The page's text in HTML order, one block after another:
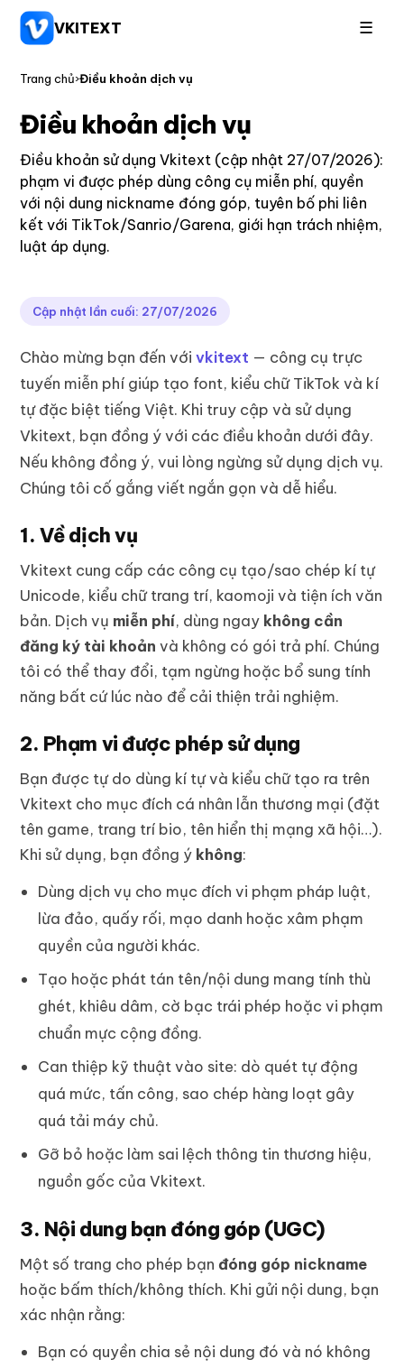
VKITEXT ☰
Trang chủ›Điều khoản dịch vụ
Điều khoản dịch vụ
Điều khoản sử dụng Vkitext (cập nhật 27/07/2026):
phạm vi được phép dùng công cụ miễn phí, quyền
với nội dung nickname đóng góp, tuyên bố phi liên
kết với TikTok/Sanrio/Garena, giới hạn trách nhiệm,
luật áp dụng.
Cập nhật lần cuối: 27/07/2026
Chào mừng bạn đến với vkitext — công cụ trực
tuyến miễn phí giúp tạo font, kiểu chữ TikTok và kí
tự đặc biệt tiếng Việt. Khi truy cập và sử dụng
Vkitext, bạn đồng ý với các điều khoản dưới đây.
Nếu không đồng ý, vui lòng ngừng sử dụng dịch vụ.
Chúng tôi cố gắng viết ngắn gọn và dễ hiểu.
1. Về dịch vụ
Vkitext cung cấp các công cụ tạo/sao chép kí tự
Unicode, kiểu chữ trang trí, kaomoji và tiện ích văn
bản. Dịch vụ miễn phí, dùng ngay không cần
đăng ký tài khoản và không có gói trả phí. Chúng
tôi có thể thay đổi, tạm ngừng hoặc bổ sung tính
năng bất cứ lúc nào để cải thiện trải nghiệm.
2. Phạm vi được phép sử dụng
Bạn được tự do dùng kí tự và kiểu chữ tạo ra trên
Vkitext cho mục đích cá nhân lẫn thương mại (đặt
tên game, trang trí bio, tên hiển thị mạng xã hội…).
Khi sử dụng, bạn đồng ý không:
Dùng dịch vụ cho mục đích vi phạm pháp luật,
lừa đảo, quấy rối, mạo danh hoặc xâm phạm
quyền của người khác.
Tạo hoặc phát tán tên/nội dung mang tính thù
ghét, khiêu dâm, cờ bạc trái phép hoặc vi phạm
chuẩn mực cộng đồng.
Can thiệp kỹ thuật vào site: dò quét tự động
quá mức, tấn công, sao chép hàng loạt gây
quá tải máy chủ.
Gỡ bỏ hoặc làm sai lệch thông tin thương hiệu,
nguồn gốc của Vkitext.
3. Nội dung bạn đóng góp (UGC)
Một số trang cho phép bạn đóng góp nickname
hoặc bấm thích/không thích. Khi gửi nội dung, bạn
xác nhận rằng:
Bạn có quyền chia sẻ nội dung đó và nó không